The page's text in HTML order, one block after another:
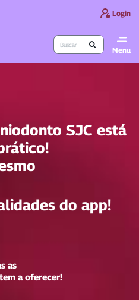
Login
Menu
SJC está
do app!
as
a oferecer!